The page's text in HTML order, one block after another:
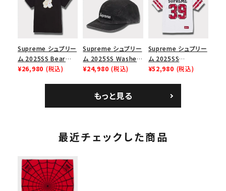
スロゴTシャツ ホワ
イト 白
ューズ ホワイト
ックスロゴニューエラ
キャップ ブラック 黒
Supreme シュプリー
ム 2025SS Bear
Tee ベア Tシャツ ブ
¥26,980 (税込)
Supreme シュプリー
ム 2025SS Washed
Chino Twill Camp
ブラック 黒
¥24,980 (税込)
Supreme シュプリー
ム 2025SS
Bandana Football
¥52,980 (税込)
もっと見る
最近チェックした商品